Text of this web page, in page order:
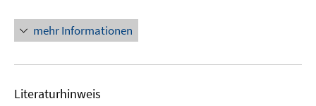
ö
mehr Informationen
Literaturhinweis